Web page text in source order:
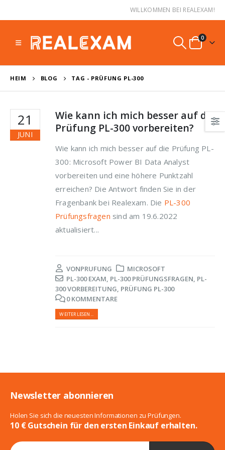
WILLKOMMEN BEI REALEXAM!
0
HEIM BLOG TAG - PRÜFUNG PL-300
21
JUNI
Wie kann ich mich besser auf die
Prüfung PL-300 vorbereiten?
Wie kann ich mich besser auf die Prüfung PL-
300: Microsoft Power BI Data Analyst
vorbereiten und eine höhere Punktzahl
erreichen? Die Antwort finden Sie in der
Fragenbank bei Realexam. Die PL-300
Prüfungsfragen sind am 19.6.2022
aktualisiert...
VONPRUFUNG
MICROSOFT
PL-300 EXAM, PL-300 PRÜFUNGSFRAGEN, PL-
300 VORBEREITUNG, PRÜFUNG PL-300
0 KOMMENTARE
WEITERLESEN...
Newsletter abonnieren
Holen Sie sich die neuesten Informationen zu Prüfungen.
10 € Gutschein für den ersten Einkauf erhalten.